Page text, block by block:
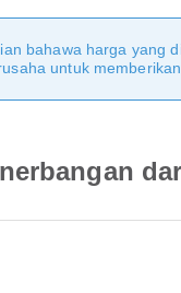
bahawa harga yang
untuk